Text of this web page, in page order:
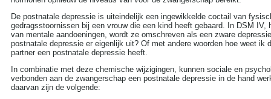
De postnatale depressie is uiteindelijk een ingewikkelde coctail van
gedragsstoornissen bij een vrouw die een kind heeft gebaard. In DSM IV,
van mentale aandoeningen, wordt ze omschreven als een zware
postnatale depressie er eigenlijk uit? Of met andere woorden hoe weet ik
partner een postnatale depressie heeft.
In combinatie met deze chemische wijzigingen, kunnen sociale en
verbonden aan de zwangerschap een postnatale depressie in de hand
daarvan zijn de volgende: